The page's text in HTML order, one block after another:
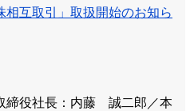
相互取引」取扱開始のお知ら
締役社長：内藤 誠二郎／本